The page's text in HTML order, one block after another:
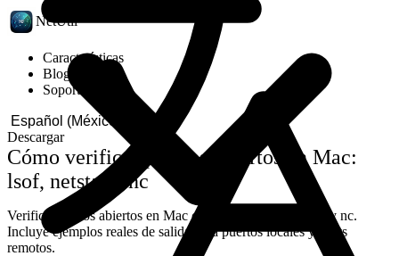
NetUtil
Características
Blog
Soporte
Descargar
Cómo verificar puertos abiertos en Mac:
lsof, netstat y nc
Verifica puertos abiertos en Mac con lsof -i :3000, netstat y nc.
Incluye ejemplos reales de salida para puertos locales y hosts
remotos.